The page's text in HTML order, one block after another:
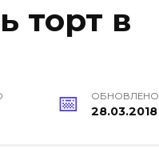
торт в
ОБНОВЛЕНО
28.03.2018